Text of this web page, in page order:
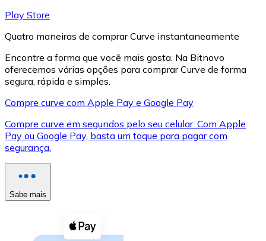
XRP
XRP
Ver tudo
Cupons cripto
Play Store
Quatro maneiras de comprar Curve instantaneamente
Encontre a forma que você mais gosta. Na Bitnovo
oferecemos várias opções para comprar Curve de forma
segura, rápida e simples.
Compre curve com Apple Pay e Google Pay
Compre curve em segundos pelo seu celular. Com Apple
Pay ou Google Pay, basta um toque para pagar com
segurança.
Sabe mais